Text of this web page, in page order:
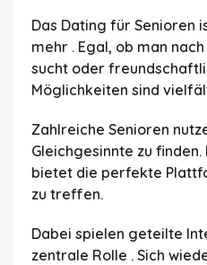
Das Dating für Senioren
mehr . Egal, ob man
sucht oder
Möglichkeiten sind
Zahlreiche Senioren
Gleichgesinnte zu
bietet die perfekte
zu treffen.
Dabei spielen geteilte
zentrale Rolle . Sich